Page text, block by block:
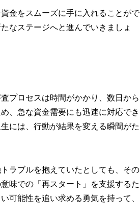
金をスムーズに手に入れることがで
なステージへと進んでいきましょ
プロセスは時間がかかり、数日から
、急な資金需要にも迅速に対応でき
には、行動が結果を変える瞬間がた
ラブルを抱えていたとしても、その
味での「再スタート」を支援するた
可能性を追い求める勇気を持って、